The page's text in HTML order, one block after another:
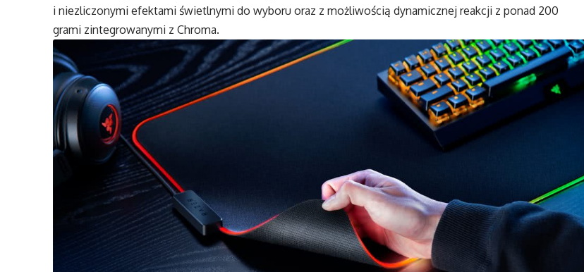
i niezliczonymi efektami świetlnymi do wyboru oraz z możliwością dynamicznej reakcji z ponad 200
grami zintegrowanymi z Chroma.